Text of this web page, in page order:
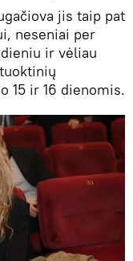
jis taip pat
neseniai per
ir vėliau
15 ir 16 dienomis.